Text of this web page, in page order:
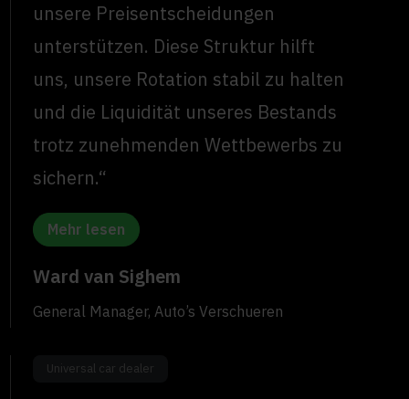
unsere Preisentscheidungen
unterstützen. Diese Struktur hilft
uns, unsere Rotation stabil zu halten
und die Liquidität unseres Bestands
trotz zunehmenden Wettbewerbs zu
sichern.“
Mehr lesen
Ward van Sighem
General Manager, Auto’s Verschueren
Universal car dealer